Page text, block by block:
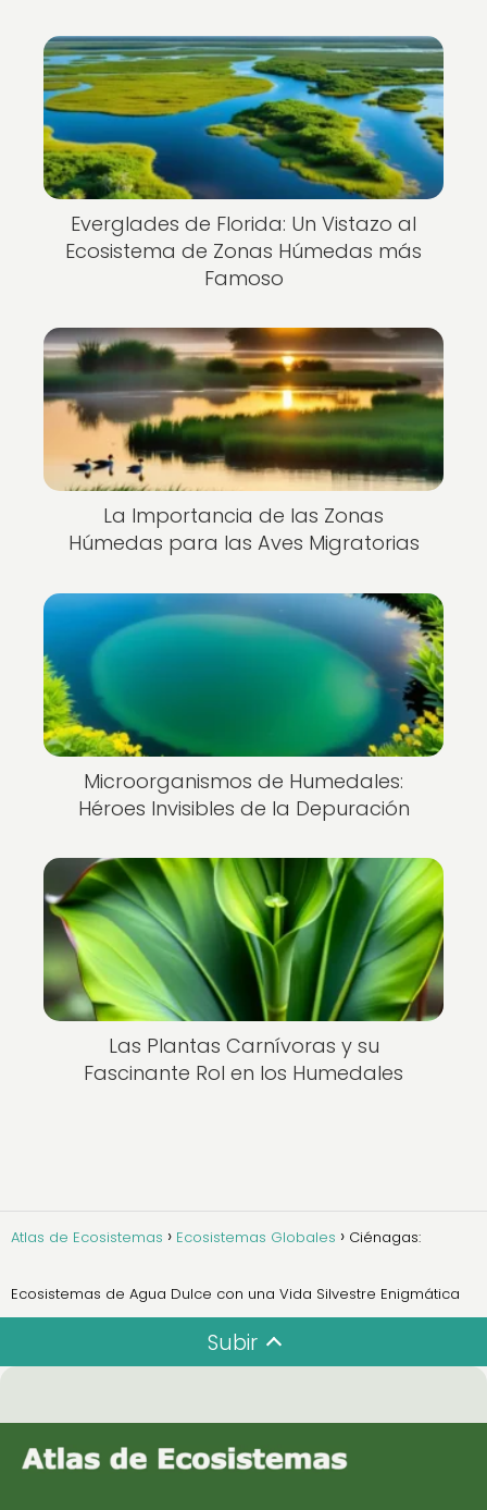
Everglades de Florida: Un Vistazo al
Ecosistema de Zonas Húmedas más
Famoso
La Importancia de las Zonas
Húmedas para las Aves Migratorias
Microorganismos de Humedales:
Héroes Invisibles de la Depuración
Las Plantas Carnívoras y su
Fascinante Rol en los Humedales
Atlas de Ecosistemas Ecosistemas Globales Ciénagas:
Ecosistemas de Agua Dulce con una Vida Silvestre Enigmática
Subir